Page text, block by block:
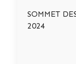
SOMMET
2024